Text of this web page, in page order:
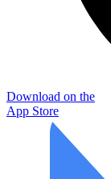
Download on the
App Store